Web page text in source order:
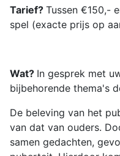
Tarief? Tussen €150,-
spel (exacte prijs op
Wat? In gesprek met
bijbehorende thema's
De beleving van het
van dat van ouders.
samen gedachten,